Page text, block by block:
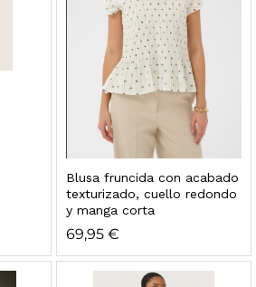
Blusa fruncida con acabado
texturizado, cuello redondo
y manga corta
69,95 €